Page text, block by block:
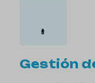
Gestión